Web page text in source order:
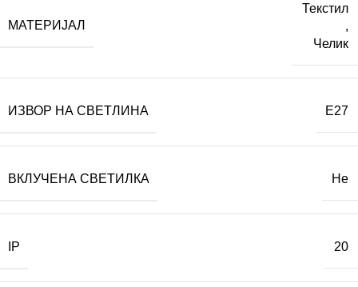
МАТЕРИЈАЛ
Текстил
,
Челик
ИЗВОР НА СВЕТЛИНА E27
ВКЛУЧЕНА СВЕТИЛКА Не
IP 20